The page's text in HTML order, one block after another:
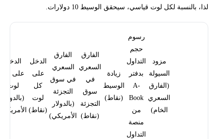
لذا، بالنسبة لكل لوت قياسي، سيحقق الوسيط 10 دولارات.
مزود
السيولة
(الفارق
السعري
الخام)
رسوم
حجم
التداول
بدفتر
A-
Book
من
منصة
التداول
زيادة
الوسيط
(نقاط)
الفارق
السعري
في
سوق
التجزئة
(نقاط)
الفارق
السعري
في سوق
التجزئة
(بالدولار
الأمريكي)
الدخل
على
كل
لوت
(نقاط)
الدخل
على كل
لوت
(بالدولار